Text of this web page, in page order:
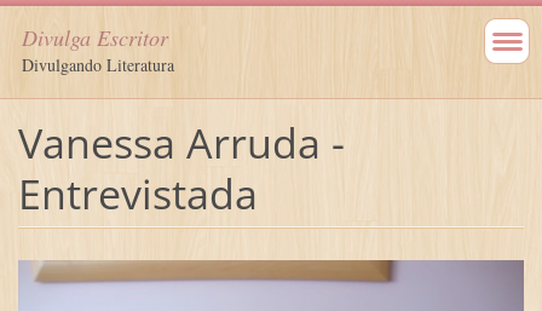
Divulga Escritor
Divulgando Literatura
Vanessa Arruda -
Entrevistada